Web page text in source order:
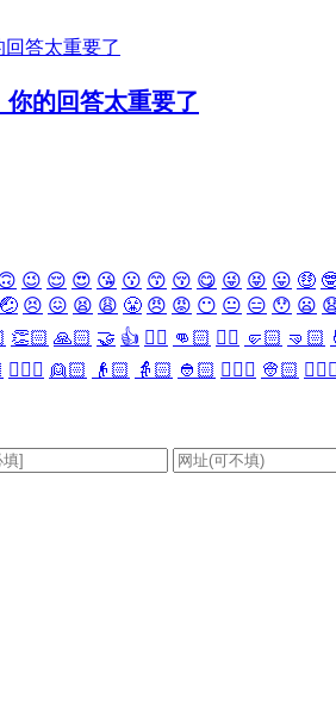
的回答太重要了
😉 😌 😍 😘 😗 😙 😚 😋 😜 😝 😛 🤑
🤕 😣 😖 😫 😩 😤 😠 😡 😶 😐 😑 😯 😦
👏🏻 🙏🏻 🤝 👍 👎🏻 👊🏻 ✊🏻 🤛🏻 🤜🏻
👱🏻‍♀️ 👱🏻 👴🏻 👵🏻 👲🏻 👳🏻‍♀️ 👳🏻 👮🏻‍♀️